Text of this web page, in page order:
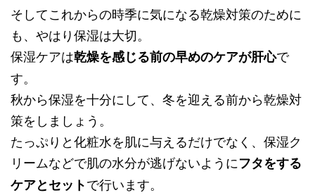
そしてこれからの時季に気になる乾燥対策のために
も、やはり保湿は大切。
保湿ケアは乾燥を感じる前の早めのケアが肝心で
す。
秋から保湿を十分にして、冬を迎える前から乾燥対
策をしましょう。
たっぷりと化粧水を肌に与えるだけでなく、保湿ク
リームなどで肌の水分が逃げないようにフタをする
ケアとセットで行います。